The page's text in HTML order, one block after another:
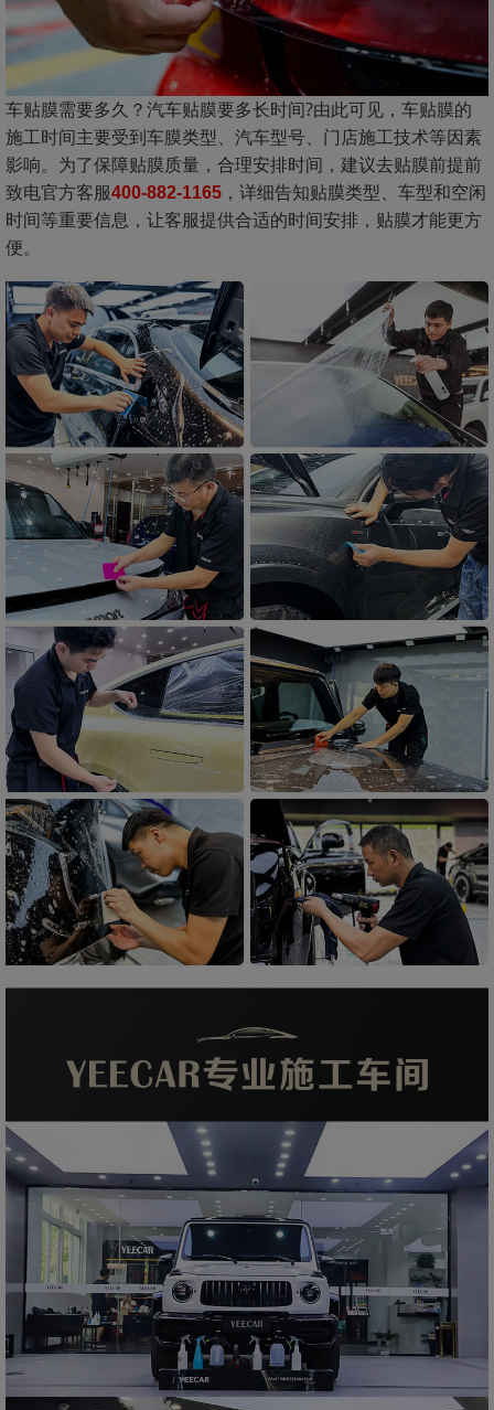
车贴膜需要多久？汽车贴膜要多长时间?由此可见，车贴膜的
施工时间主要受到车膜类型、汽车型号、门店施工技术等因素
影响。为了保障贴膜质量，合理安排时间，建议去贴膜前提前
致电官方客服400-882-1165 ，详细告知贴膜类型、车型和空闲
时间等重要信息，让客服提供合适的时间安排，贴膜才能更方
便。